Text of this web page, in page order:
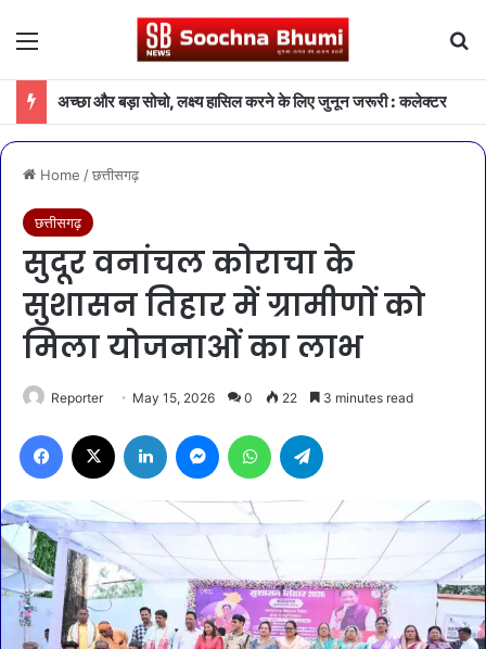
Menu
अच्छा और बड़ा सोचो, लक्ष्य हासिल करने के लिए जुनून जरूरी : कलेक्टर
Home /छत्तीसगढ़
छत्तीसगढ़
सुदूर वनांचल कोराचा के
सुशासन तिहार में ग्रामीणों को
मिला योजनाओं का लाभ
Reporter May 15, 2026 0 22 3 minutes read
Facebook LinkedIn MessengerWhatsApp